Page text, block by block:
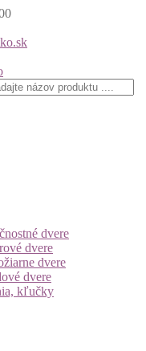
dvere
dvere
dvere
dvere
kľučky